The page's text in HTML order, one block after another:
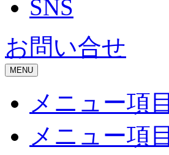
SNS
お問い合せ
MENU
メニュー項目
メニュー項目